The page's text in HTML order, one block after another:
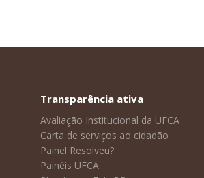
Transparência ativa
Avaliação Institucional da UFCA
Carta de serviços ao cidadão
Painel Resolveu?
Painéis UFCA